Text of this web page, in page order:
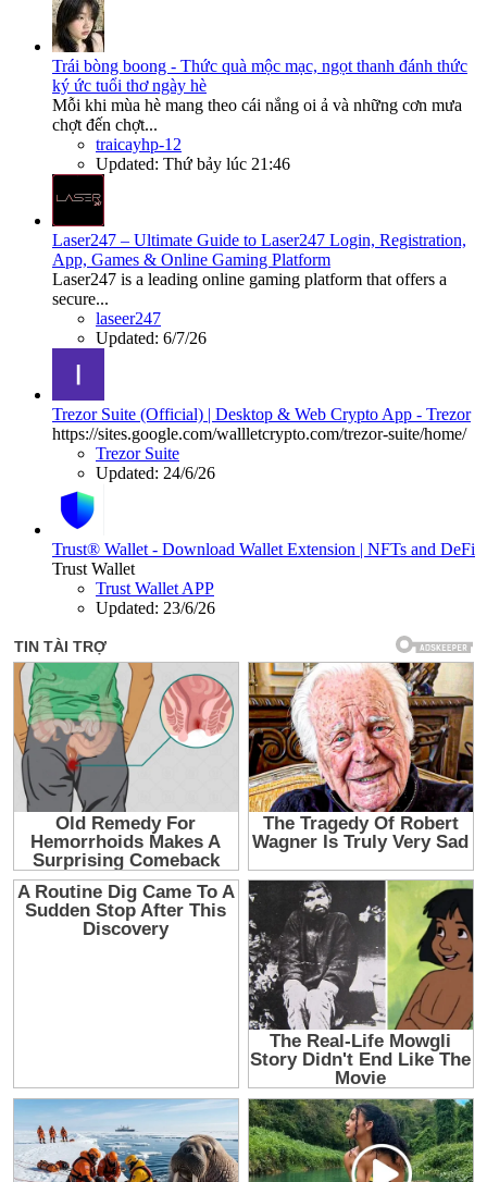
Trái bòng boong - Thức quà mộc mạc, ngọt thanh đánh thức
ký ức tuổi thơ ngày hè
Mỗi khi mùa hè mang theo cái nắng oi ả và những cơn mưa
chợt đến chợt...
traicayhp-12
Updated: Thứ bảy lúc 21:46
Laser247 – Ultimate Guide to Laser247 Login, Registration,
App, Games & Online Gaming Platform
Laser247 is a leading online gaming platform that offers a
secure...
laseer247
Updated: 6/7/26
Trezor Suite (Official) | Desktop & Web Crypto App - Trezor
https://sites.google.com/wallletcrypto.com/trezor-suite/home/
Trezor Suite
Updated: 24/6/26
Trust® Wallet - Download Wallet Extension | NFTs and DeFi
Trust Wallet
Trust Wallet APP
Updated: 23/6/26